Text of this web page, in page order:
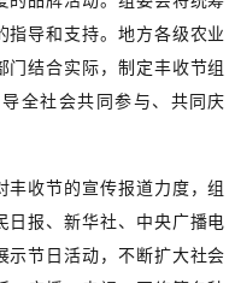
指导和支持。地方各级农业
门结合实际，制定丰收节组
全社会共同参与、共同庆
丰收节的宣传报道力度，组
日报、新华社、中央广播电
示节日活动，不断扩大社会